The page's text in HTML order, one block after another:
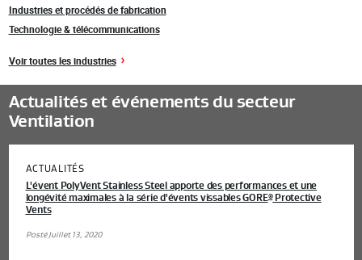
Industries et procédés de fabrication
Technologie & télécommunications
Voir toutes les industries
Actualités et événements du secteur
Ventilation
ACTUALITÉS
L'évent PolyVent Stainless Steel apporte des performances et une
longévité maximales à la série d'évents vissables GORE®Protective
Vents
Posté Juillet 13, 2020